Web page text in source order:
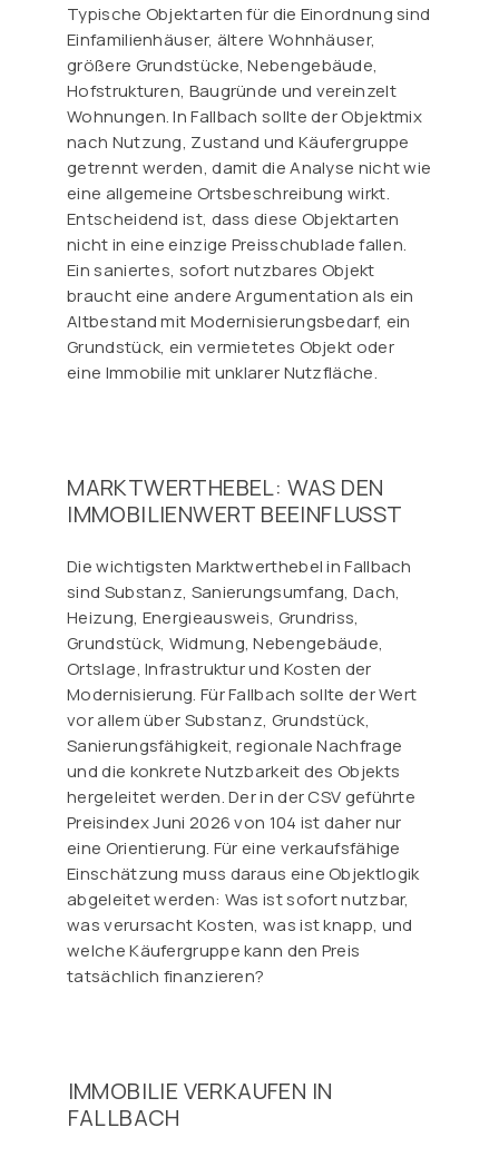
Typische Objektarten für die Einordnung sind
Einfamilienhäuser, ältere Wohnhäuser,
größere Grundstücke, Nebengebäude,
Hofstrukturen, Baugründe und vereinzelt
Wohnungen. In Fallbach sollte der Objektmix
nach Nutzung, Zustand und Käufergruppe
getrennt werden, damit die Analyse nicht wie
eine allgemeine Ortsbeschreibung wirkt.
Entscheidend ist, dass diese Objektarten
nicht in eine einzige Preisschublade fallen.
Ein saniertes, sofort nutzbares Objekt
braucht eine andere Argumentation als ein
Altbestand mit Modernisierungsbedarf, ein
Grundstück, ein vermietetes Objekt oder
eine Immobilie mit unklarer Nutzfläche.
MARKTWERTHEBEL: WAS DEN
IMMOBILIENWERT BEEINFLUSST
Die wichtigsten Marktwerthebel in Fallbach
sind Substanz, Sanierungsumfang, Dach,
Heizung, Energieausweis, Grundriss,
Grundstück, Widmung, Nebengebäude,
Ortslage, Infrastruktur und Kosten der
Modernisierung. Für Fallbach sollte der Wert
vor allem über Substanz, Grundstück,
Sanierungsfähigkeit, regionale Nachfrage
und die konkrete Nutzbarkeit des Objekts
hergeleitet werden. Der in der CSV geführte
Preisindex Juni 2026 von 104 ist daher nur
eine Orientierung. Für eine verkaufsfähige
Einschätzung muss daraus eine Objektlogik
abgeleitet werden: Was ist sofort nutzbar,
was verursacht Kosten, was ist knapp, und
welche Käufergruppe kann den Preis
tatsächlich finanzieren?
IMMOBILIE VERKAUFEN IN
FALLBACH